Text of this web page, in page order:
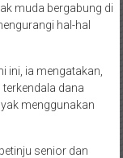
muda bergabung di
hal-hal
ini, ia mengatakan,
dana
menggunakan
senior dan